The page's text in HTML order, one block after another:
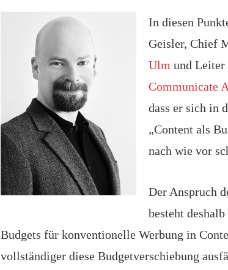
In diesen
Geisler, Chief
Ulm und Leiter
Communicate
dass er sich in
„Content als
nach wie vor
Der Anspruch
besteht
Budgets für konventionelle Werbung in
vollständiger diese Budgetverschiebung